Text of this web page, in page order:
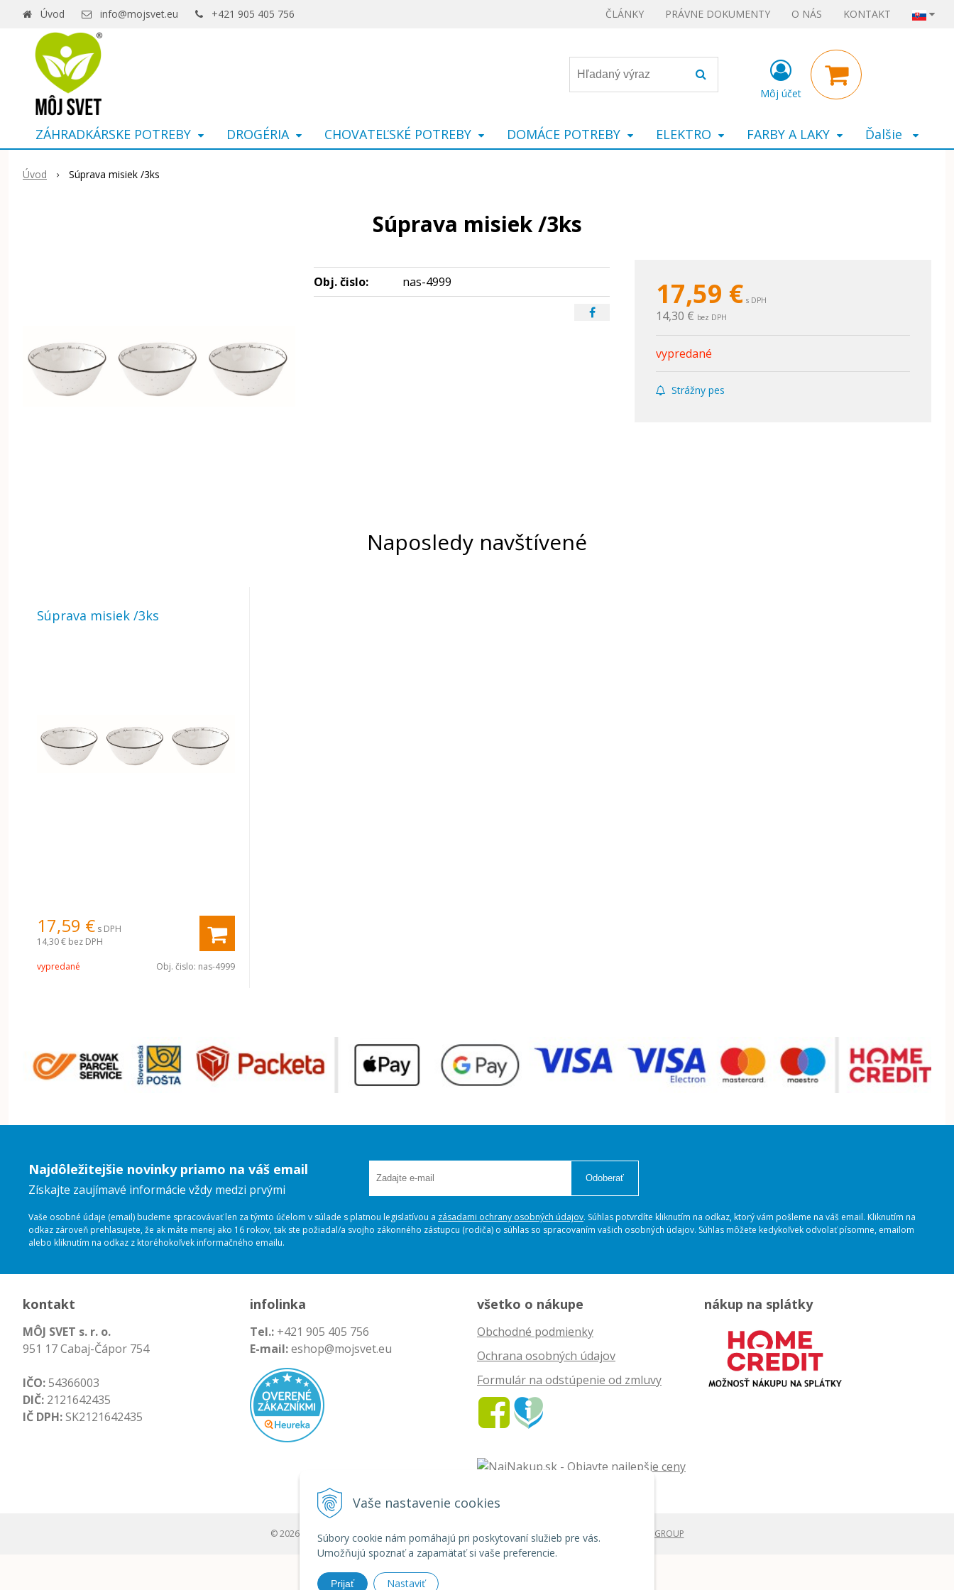
Vaše nastavenie cookies
Súbory cookie nám pomáhajú pri poskytovaní služieb pre vás.
Umožňujú spoznať a zapamätať si vaše preferencie.
Prijať Nastaviť
Úvod info@mojsvet.eu +421 905 405 756 ČLÁNKY PRÁVNE DOKUMENTY O NÁS KONTAKT
Môj účet
ZÁHRADKÁRSKE POTREBY DROGÉRIA CHOVATEĽSKÉ POTREBY DOMÁCE POTREBY ELEKTRO FARBY A LAKY Ďalšie
Úvod Súprava misiek /3ks
Súprava misiek /3ks
17,59 € s DPH
14,30 € bez DPH
vypredané
Strážny pes
Obj. čislo: nas-4999
Naposledy navštívené
Súprava misiek /3ks
17,59 € s DPH
14,30 € bez DPH
vypredané Obj. čislo: nas-4999
Najdôležitejšie novinky priamo na váš email
Získajte zaujímavé informácie vždy medzi prvými
Odoberať
Vaše osobné údaje (email) budeme spracovávať len za týmto účelom v súlade s platnou legislatívou a zásadami ochrany osobných údajov. Súhlas potvrdíte kliknutím na odkaz, ktorý vám pošleme na váš email. Kliknutím na
odkaz zároveň prehlasujete, že ak máte menej ako 16 rokov, tak ste požiadal/a svojho zákonného zástupcu (rodiča) o súhlas so spracovaním vašich osobných údajov. Súhlas môžete kedykoľvek odvolať písomne, emailom
alebo kliknutím na odkaz z ktoréhokoľvek informačného emailu.
kontakt
MÔJ SVET s. r. o.
951 17 Cabaj-Čápor 754
IČO:54366003
DIČ: 2121642435
IČ DPH:SK2121642435
infolinka
Tel.: +421 905 405 756
E-mail:eshop@mojsvet.eu
všetko o nákupe
Obchodné podmienky
Ochrana osobných údajov
Formulár na odstúpenie od zmluvy
nákup na splátky
© 2026 Môj svet - rozličný tovar •tvorba eshopu cez UNIobchod,webhosting spoločnosti WEBYGROUP